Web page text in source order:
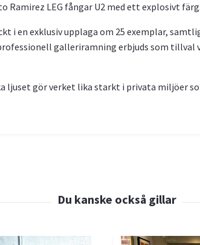
LEG fångar U2 med ett explosivt
i en exklusiv upplaga om 25 exemplar,
galleriramning erbjuds som tillval
ljuset gör verket lika starkt i privata miljöer